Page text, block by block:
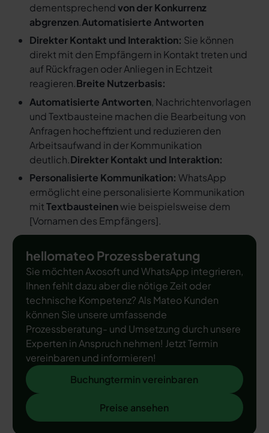
dementsprechendvon der Konkurrenz
abgrenzen.Automatisierte Antworten
Direkter Kontakt und Interaktion: Sie können
direkt mit den Empfängern in Kontakt treten und
auf Rückfragen oder Anliegen in Echtzeit
reagieren.Breite Nutzerbasis:
Automatisierte Antworten, Nachrichtenvorlagen
und Textbausteine machen die Bearbeitung von
Anfragen hocheffizient und reduzieren den
Arbeitsaufwand in der Kommunikation
deutlich.Direkter Kontakt und Interaktion:
Personalisierte Kommunikation: WhatsApp
ermöglicht eine personalisierte Kommunikation
mitTextbausteinenwie beispielsweise dem
[Vornamen des Empfängers].
hellomateo Prozessberatung
Sie möchten Axosoft und WhatsApp integrieren,
Ihnen fehlt dazu aber die nötige Zeit oder
technische Kompetenz? Als Mateo Kunden
können Sie unsere umfassende
Prozessberatung- und Umsetzung durch unsere
Experten in Anspruch nehmen! Jetzt Termin
vereinbaren und informieren!
Buchungtermin vereinbaren
Buchungtermin vereinbaren
Preise ansehen
Preise ansehen